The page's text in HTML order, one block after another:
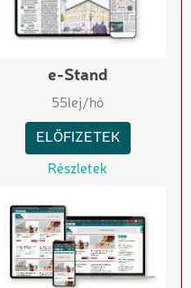
e-Stand
55lej/hó
ELŐFIZETEK
Részletek